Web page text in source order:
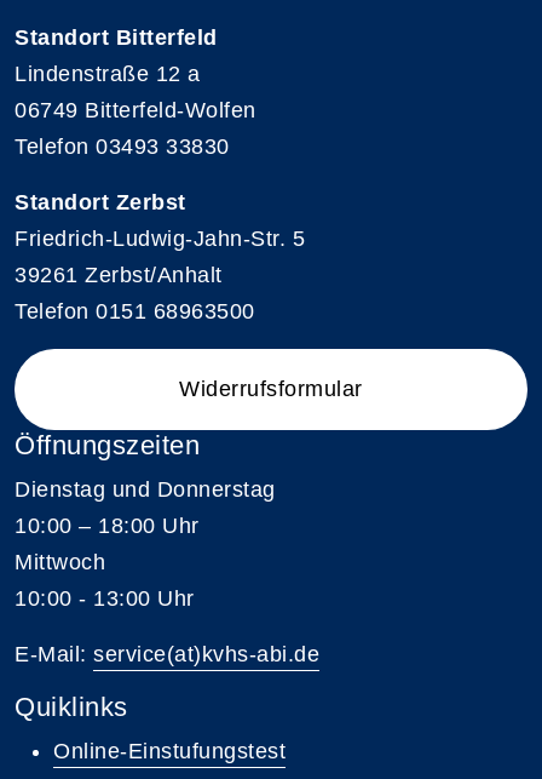
Standort Bitterfeld
Lindenstraße 12 a
06749 Bitterfeld-Wolfen
Telefon 03493 33830
Standort Zerbst
Friedrich-Ludwig-Jahn-Str. 5
39261 Zerbst/Anhalt
Telefon 0151 68963500
Widerrufsformular
Öffnungszeiten
Dienstag und Donnerstag
10:00 – 18:00 Uhr
Mittwoch
10:00 - 13:00 Uhr
E-Mail: service(at)kvhs-abi.de
Quiklinks
Online-Einstufungstest